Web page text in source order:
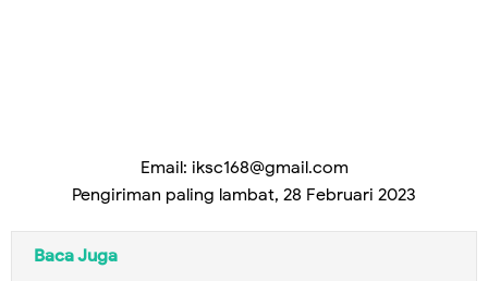
Email: iksc168@gmail.com
Pengiriman paling lambat, 28 Februari 2023
Baca Juga